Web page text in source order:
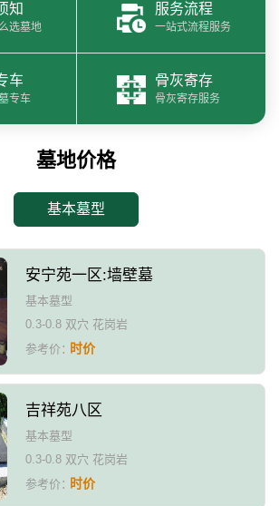
知
选墓地
服务流程
一站式流程服务
车
专车
骨灰寄存
骨灰寄存服务
墓地价格
基本墓型
安宁苑一区:墙壁墓
基本墓型
0.3-0.8 双穴 花岗岩
参考价：时价
吉祥苑八区
基本墓型
0.3-0.8 双穴 花岗岩
参考价：时价